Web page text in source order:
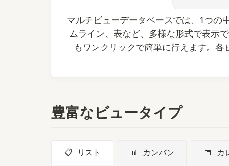
マルチビューデータベースでは、1つの
ムライン、表など、多様な形式で表示
もワンクリックで簡単に行えます。各
豊富なビュータイプ
📋 リスト 📊 カンバン 📅 カ